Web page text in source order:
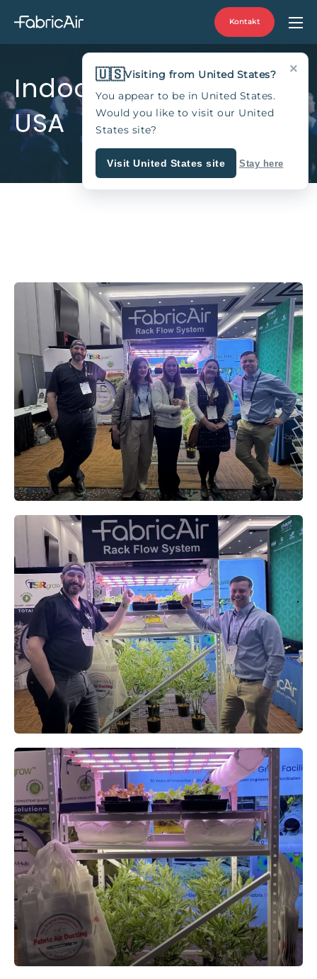
Kontakt
Indoor Ag-Con 2024,
USA
×
🇺🇸Visiting from United States?
You appear to be in United States.
Would you like to visit our United
States site?
Visit United States site Stay here